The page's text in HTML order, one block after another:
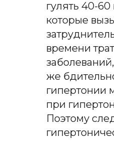
гулять 40-60
которые
времени
же
гипертонии
при
Поэтому